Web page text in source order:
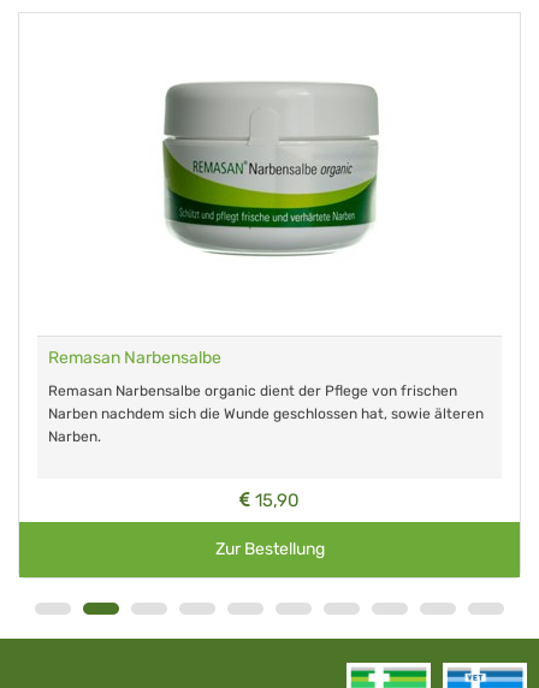
Remasan Narbensalbe
Remasan Narbensalbe organic dient der Pflege von frischen
Narben nachdem sich die Wunde geschlossen hat, sowie älteren
Narben.
15,90
Zur Bestellung